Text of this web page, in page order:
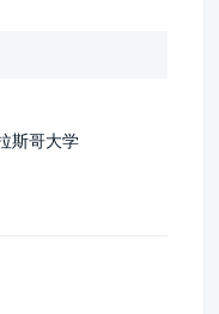
斯哥大学